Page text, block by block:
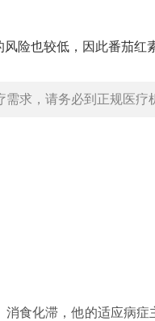
险也较低，因此番茄红
求，请务必到正规医疗
食化滞，他的适应病症